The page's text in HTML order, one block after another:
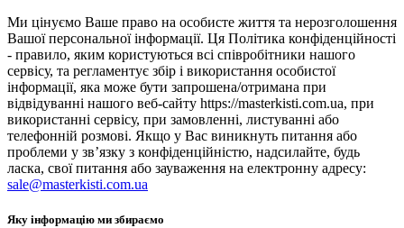
Ми цінуємо Ваше право на особисте життя та нерозголошення
Вашої персональної інформації. Ця Політика конфіденційності
- правило, яким користуються всі співробітники нашого
сервісу, та регламентує збір і використання особистої
інформації, яка може бути запрошена/отримана при
відвідуванні нашого веб-сайту https://masterkisti.com.ua, при
використанні сервісу, при замовленні, листуванні або
телефонній розмові. Якщо у Вас виникнуть питання або
проблеми у зв’язку з конфіденційністю, надсилайте, будь
ласка, свої питання або зауваження на електронну адресу:
sale@masterkisti.com.ua
Яку інформацію ми збираємо